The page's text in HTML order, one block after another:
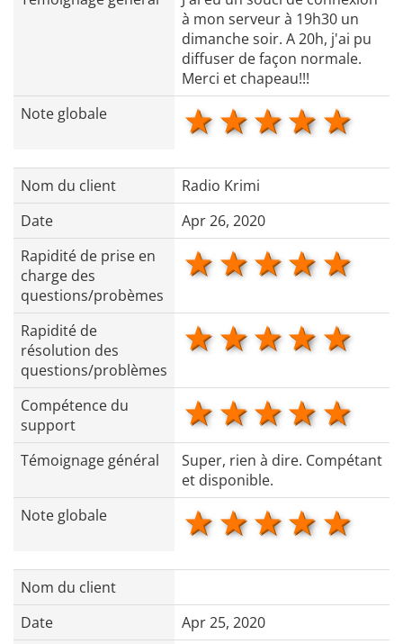
à mon serveur à 19h30 un
dimanche soir. A 20h, j'ai pu
diffuser de façon normale.
Merci et chapeau!!!
Note globale
4
3 stars
2 stars
1 star
Nom du client
Radio Krimi
Date
Apr 26, 2020
Rapidité de prise en
charge des
questions/probèmes
4
3 stars
2 stars
1 star
Rapidité de
résolution des
questions/problèmes
4
3 stars
2 stars
1 star
Compétence du
support
4
3 stars
2 stars
1 star
Témoignage général
Super, rien à dire. Compétant
et disponible.
Note globale
4
3 stars
2 stars
1 star
Nom du client
Date
Apr 25, 2020